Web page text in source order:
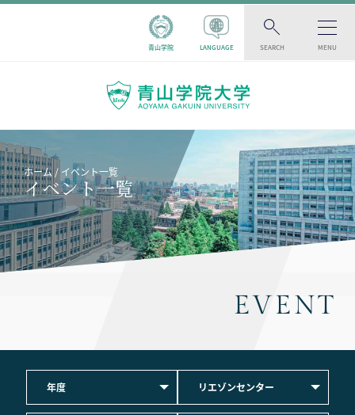
青山学院 LANGUAGE SEARCH MENU
ホーム イベント一覧
イベント一覧
EVENT
年度 リエゾンセンター